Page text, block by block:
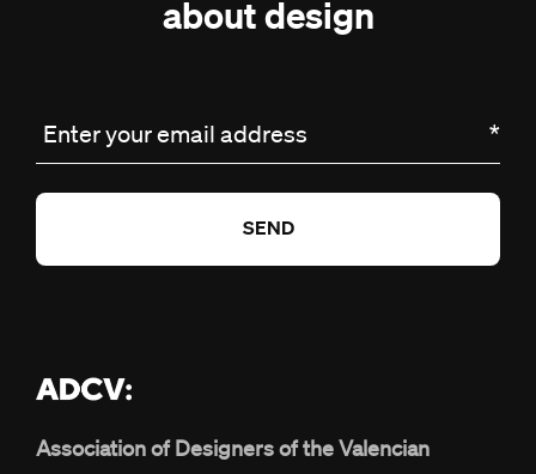
about design
Enter your email address *
Association of Designers of the Valencian